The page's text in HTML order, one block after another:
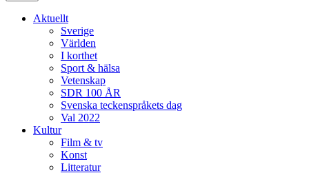
Aktuellt
Sverige
Världen
I korthet
Sport & hälsa
Vetenskap
SDR 100 ÅR
Svenska teckenspråkets dag
Val 2022
Kultur
Film & tv
Konst
Litteratur